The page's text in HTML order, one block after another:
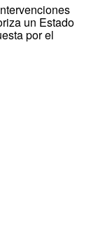
un Estado
por el